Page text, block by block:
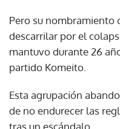
Pero su nombramiento
descarrilar por el
mantuvo durante 26
partido Komeito.
Esta agrupación
de no endurecer las
tras un escándalo.